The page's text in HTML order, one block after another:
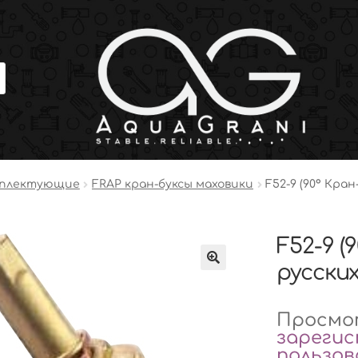
FRAP кран-буксы маховики F52-9 (90°
F52-9